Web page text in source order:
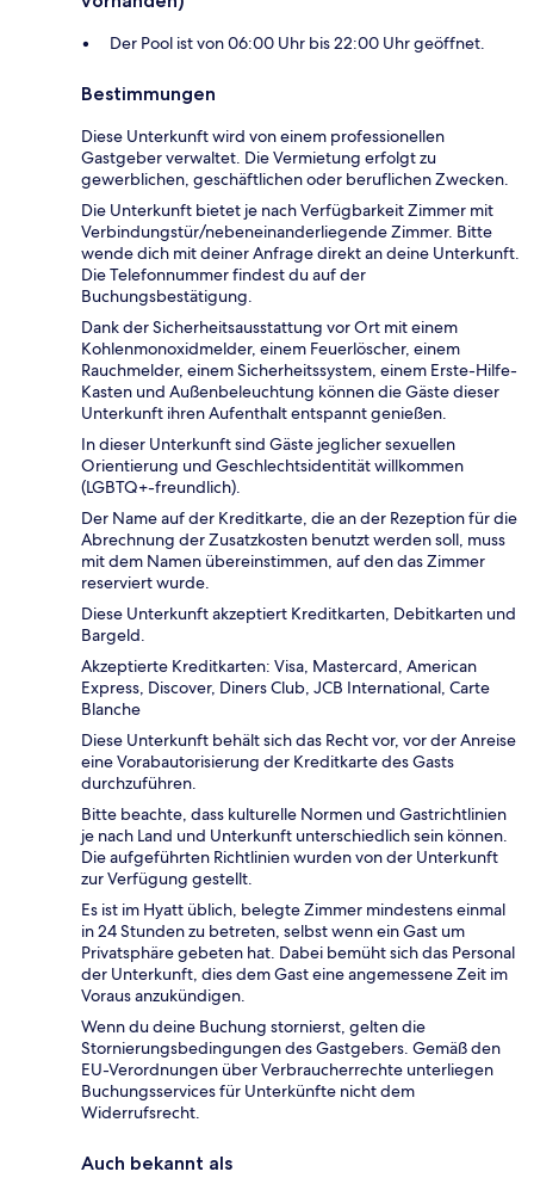
Der Pool ist von 06:00 Uhr bis 22:00 Uhr geöffnet.
Bestimmungen
Diese Unterkunft wird von einem professionellen
Gastgeber verwaltet. Die Vermietung erfolgt zu
gewerblichen, geschäftlichen oder beruflichen Zwecken.
Die Unterkunft bietet je nach Verfügbarkeit Zimmer mit
Verbindungstür/nebeneinanderliegende Zimmer. Bitte
wende dich mit deiner Anfrage direkt an deine Unterkunft.
Die Telefonnummer findest du auf der
Buchungsbestätigung.
Dank der Sicherheitsausstattung vor Ort mit einem
Kohlenmonoxidmelder, einem Feuerlöscher, einem
Rauchmelder, einem Sicherheitssystem, einem Erste-Hilfe-
Kasten und Außenbeleuchtung können die Gäste dieser
Unterkunft ihren Aufenthalt entspannt genießen.
In dieser Unterkunft sind Gäste jeglicher sexuellen
Orientierung und Geschlechtsidentität willkommen
(LGBTQ+-freundlich).
Der Name auf der Kreditkarte, die an der Rezeption für die
Abrechnung der Zusatzkosten benutzt werden soll, muss
mit dem Namen übereinstimmen, auf den das Zimmer
reserviert wurde.
Diese Unterkunft akzeptiert Kreditkarten, Debitkarten und
Bargeld.
Akzeptierte Kreditkarten: Visa, Mastercard, American
Express, Discover, Diners Club, JCB International, Carte
Blanche
Diese Unterkunft behält sich das Recht vor, vor der Anreise
eine Vorabautorisierung der Kreditkarte des Gasts
durchzuführen.
Bitte beachte, dass kulturelle Normen und Gastrichtlinien
je nach Land und Unterkunft unterschiedlich sein können.
Die aufgeführten Richtlinien wurden von der Unterkunft
zur Verfügung gestellt.
Es ist im Hyatt üblich, belegte Zimmer mindestens einmal
in 24 Stunden zu betreten, selbst wenn ein Gast um
Privatsphäre gebeten hat. Dabei bemüht sich das Personal
der Unterkunft, dies dem Gast eine angemessene Zeit im
Voraus anzukündigen.
Wenn du deine Buchung stornierst, gelten die
Stornierungsbedingungen des Gastgebers. Gemäß den
EU-Verordnungen über Verbraucherrechte unterliegen
Buchungsservices für Unterkünfte nicht dem
Widerrufsrecht.
Auch bekannt als